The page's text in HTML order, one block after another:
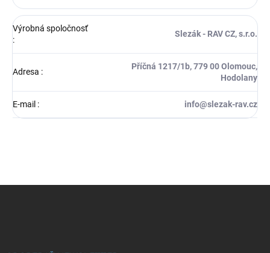
Výrobná spoločnosť
:
Slezák - RAV CZ, s.r.o.
Adresa :
Příčná 1217/1b, 779 00 Olomouc,
Hodolany
E-mail : info@slezak-rav.cz